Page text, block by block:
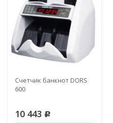
Cчетчик банкнот DORS
600
10 443 Р